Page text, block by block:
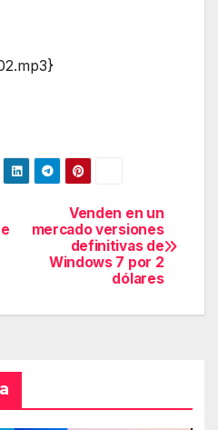
Venden en un
mercado versiones
definitivas de
Windows 7 por 2
dólares